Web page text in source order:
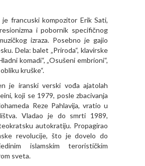
francuski kompozitor Erik Sati,
i pobornik specifičnog
izraza. Posebno je gajio
Dela: balet „Priroda“, klavirske
komadi“, „Osušeni embrioni“,
kruške“.
je iranski verski vođa ajatolah
koji se 1979, posle zbacivanja
Reze Pahlavija, vratio u
Vladao je do smrti 1989,
autokratiju. Propagirao
revolucije, što je dovelo do
islamskim terorističkim
sveta.